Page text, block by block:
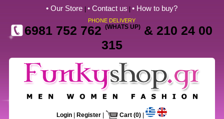
• Our Store |• Contact us |• How to buy?
PHONE DELIVERY
6981 752 762(WHATS UP) & 210 24 00
315
Login |Register | Cart (0) |